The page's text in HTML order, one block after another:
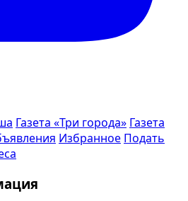
Газета «Три города» Газета
Избранное Подать